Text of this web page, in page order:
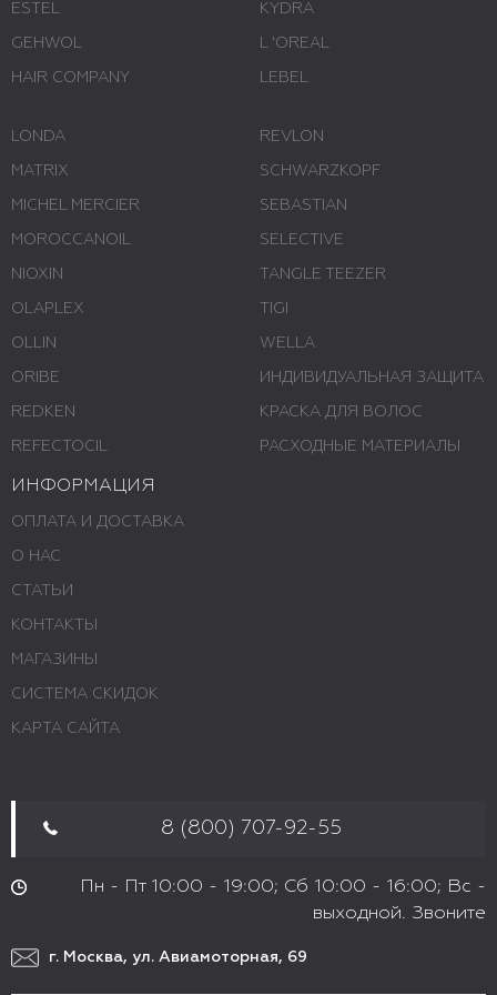
ESTEL
GEHWOL
HAIR COMPANY
KYDRA
L 'ОREAL
LEBEL
LONDA
MATRIX
MICHEL MERCIER
MOROCCANOIL
NIOXIN
OLAPLEX
OLLIN
ORIBE
REDKEN
REFECTOCIL
REVLON
SCHWARZKOPF
SEBASTIAN
SELECTIVE
TANGLE TEEZER
TIGI
WELLA
ИНДИВИДУАЛЬНАЯ ЗАЩИТА
КРАСКА ДЛЯ ВОЛОС
РАСХОДНЫЕ МАТЕРИАЛЫ
ИНФОРМАЦИЯ
ОПЛАТА И ДОСТАВКА
О НАС
СТАТЬИ
КОНТАКТЫ
МАГАЗИНЫ
СИСТЕМА СКИДОК
КАРТА САЙТА
8 (800) 707-92-55
Пн - Пт 10:00 - 19:00; Сб 10:00 - 16:00; Вс -
выходной. Звоните
г. Москва, ул. Авиамоторная, 69